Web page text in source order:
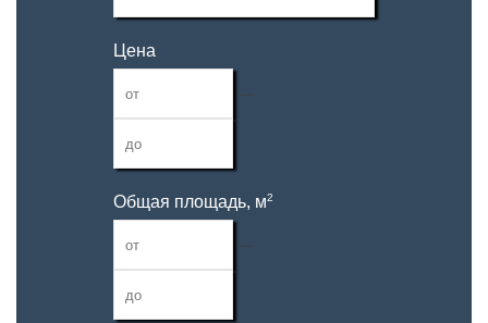
Цена
—
Общая площадь, м2
—